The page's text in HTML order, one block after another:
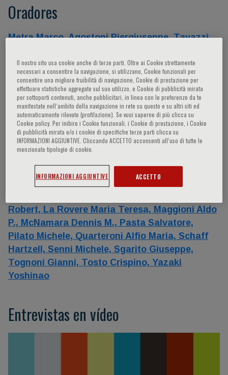
Oradores
Metra Marco,Agostoni Piergiuseppe,Tavazzi
Caforio Alida,Agostoni Carlo,Rapezzi Claudio,
Aquaro Giovanni Donato,Menicanti Lorenzo A.,
Merlo Marco, Carerj Scipione,Novo Giuseppina,
Adamo Francesco,Conti Sara,- -,Burnett A.,
Adamo Luigi,Grigioni Francesco,Ruggenenti
Piero,Raffa Giuseppe,Arcadipane Antonio,
Badhwar Vinay,Bellavia Diego,Brunner La
De Ruvo Ermenegildo,
Emdin Michele,Ewald Gregory,
Robert, La Rovere Maria Teresa, Maggioni Aldo
P., McNamara Dennis M., Pasta Salvatore,
Pilato Michele, Quarteroni Alfio Maria, Schaff
Hartzell, Senni Michele, Sgarito Giuseppe,
Tognoni Gianni, Tosto Crispino, Yazaki
Yoshinao
Entrevistas en vídeo
Il nostro sito usa cookie anche di terze parti. Oltre ai Cookie strettamente
necessari a consentire la navigazione, si utilizzano, Cookie funzionali per
consentire una migliore fruibilità di navigazione, Cookie di prestazione per
effettuare statistiche aggregate sul suo utilizzo, e Cookie di pubblicità mirata
per sottoporti contenuti, anche pubblicitari, in linea con le preferenze da te
manifestate nell‘ambito della navigazione in rete su questo e su altri siti ed
automaticamente rilevate (profilazione). Se vuoi saperne di più clicca su
Cookie policy. Per inibire i Cookie funzionali, i Cookie di prestazione, i Cookie
di pubblicità mirata e/o i cookie di specifiche terze parti clicca su
INFORMAZIONI AGGIUNTIVE. Cliccando ACCETTO acconsenti all’uso di tutte le
menzionate tipologie di cookie.
INFORMAZIONI AGGIUNTIVE ACCETTO